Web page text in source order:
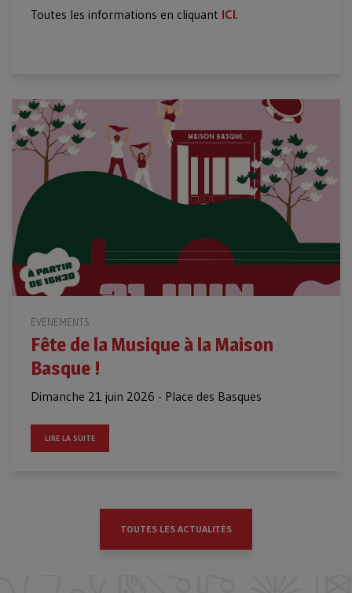
Toutes les informations en cliquant ICI.
ÉVÉNEMENTS
Fête de la Musique à la Maison
Basque !
Dimanche 21 juin 2026 - Place des Basques
LIRE LA SUITE
TOUTES LES ACTUALITÉS